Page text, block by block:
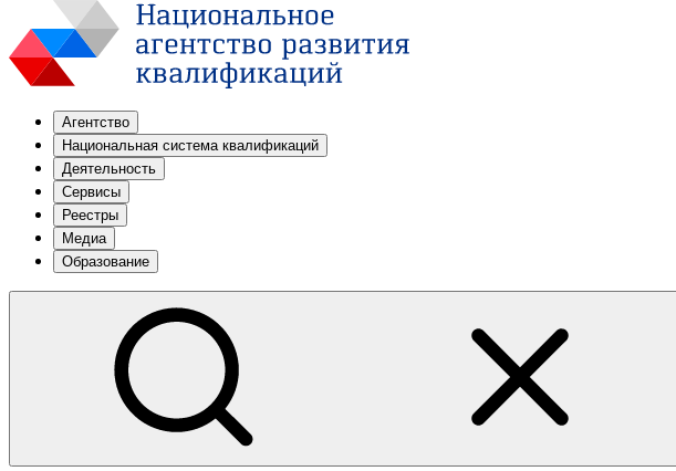
Агентство
Национальная система квалификаций
Деятельность
Сервисы
Реестры
Медиа
Образование